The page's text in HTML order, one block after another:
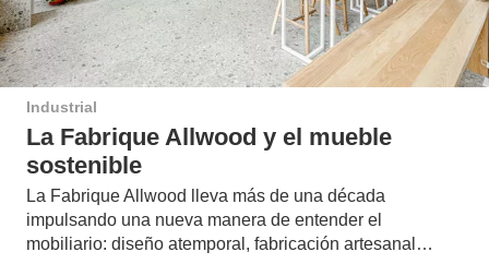
Industrial
La Fabrique Allwood y el mueble
sostenible
La Fabrique Allwood lleva más de una década
impulsando una nueva manera de entender el
mobiliario: diseño atemporal, fabricación artesanal…